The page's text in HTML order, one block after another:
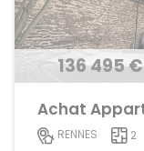
136 495 €
RENNES 2